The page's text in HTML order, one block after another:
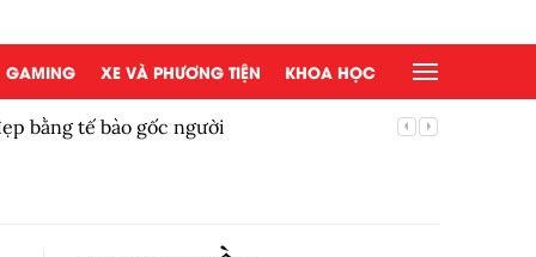
GAMING XE VÀ PHƯƠNG TIỆN KHOA HỌC
bằng tế bào gốc người